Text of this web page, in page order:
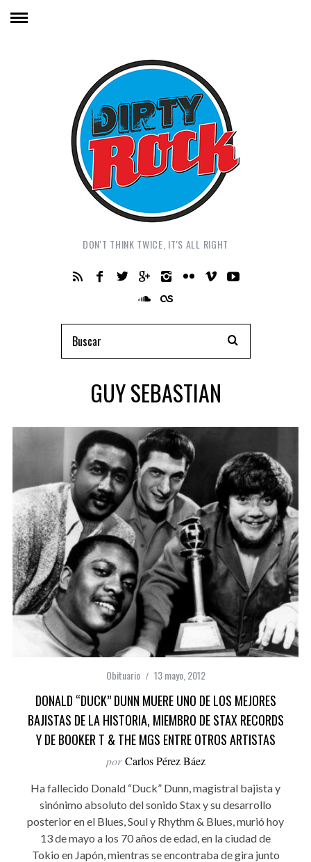
DON'T THINK TWICE, IT'S ALL RIGHT
GUY SEBASTIAN
Obituario 13 mayo, 2012
DONALD “DUCK” DUNN MUERE UNO DE LOS MEJORES
BAJISTAS DE LA HISTORIA, MIEMBRO DE STAX RECORDS
Y DE BOOKER T & THE MGS ENTRE OTROS ARTISTAS
por Carlos Pérez Báez
Ha fallecido Donald “Duck” Dunn, magistral bajista y
sinónimo absoluto del sonido Stax y su desarrollo
posterior en el Blues, Soul y Rhythm & Blues, murió hoy
13 de mayo a los 70 años de edad, en la ciudad de
Tokio en Japón, mientras se encontraba de gira junto